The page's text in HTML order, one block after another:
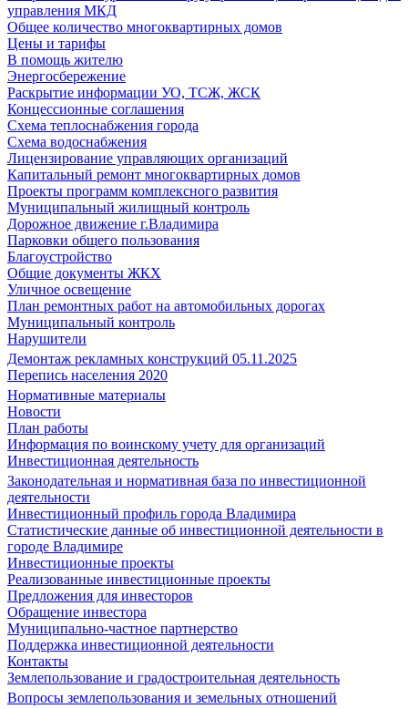
управления МКД
Общее количество многоквартирных домов
Цены и тарифы
В помощь жителю
Энергосбережение
Раскрытие информации УО, ТСЖ, ЖСК
Концессионные соглашения
Схема теплоснабжения города
Схема водоснабжения
Лицензирование управляющих организаций
Капитальный ремонт многоквартирных домов
Проекты программ комплексного развития
Муниципальный жилищный контроль
Дорожное движение г.Владимира
Парковки общего пользования
Благоустройство
Общие документы ЖКХ
Уличное освещение
План ремонтных работ на автомобильных дорогах
Муниципальный контроль
Нарушители
Демонтаж рекламных конструкций 05.11.2025
Перепись населения 2020
Нормативные материалы
Новости
План работы
Информация по воинскому учету для организаций
Инвестиционная деятельность
Законодательная и нормативная база по инвестиционной
деятельности
Инвестиционный профиль города Владимира
Статистические данные об инвестиционной деятельности в
городе Владимире
Инвестиционные проекты
Реализованные инвестиционные проекты
Предложения для инвесторов
Обращение инвестора
Муниципально-частное партнерство
Поддержка инвестиционной деятельности
Контакты
Землепользование и градостроительная деятельность
Вопросы землепользования и земельных отношений